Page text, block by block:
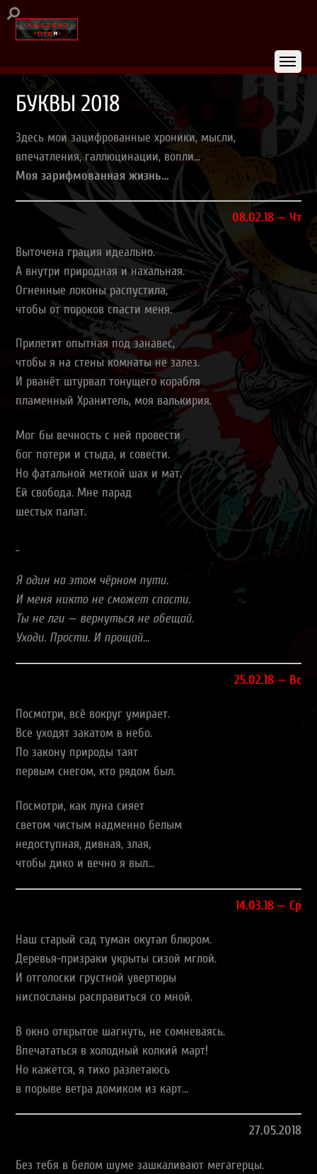
БУКВЫ 2018
Здесь мои зацифрованные хроники, мысли,
впечатления, галлюцинации, вопли…
Моя зарифмованная жизнь…
08.02.18 — Чт
Выточена грация идеально.
А внутри природная и нахальная.
Огненные локоны распустила,
чтобы от пороков спасти меня.
Прилетит опытная под занавес,
чтобы я на стены комнаты не залез.
И рванёт штурвал тонущего корабля
пламенный Хранитель, моя валькирия.
Мог бы вечность с ней провести
бог потери и стыда, и совести.
Но фатальной меткой шах и мат.
Ей свобода. Мне парад
шестых палат.
Я один на этом чёрном пути.
И меня никто не сможет спасти.
Ты не лги — вернуться не обещай.
Уходи. Прости. И прощай…
25.02.18 — Вс
Посмотри, всё вокруг умирает.
Все уходят закатом в небо.
По закону природы таят
первым снегом, кто рядом был.
Посмотри, как луна сияет
светом чистым надменно белым
недоступная, дивная, злая,
чтобы дико и вечно я выл…
14.03.18 — Ср
Наш старый сад туман окутал блюром.
Деревья-призраки укрыты сизой мглой.
И отголоски грустной увертюры
ниспосланы расправиться со мной.
В окно открытое шагнуть, не сомневаясь.
Впечататься в холодный колкий март!
Но кажется, я тихо разлетаюсь
в порыве ветра домиком из карт…
27.05.2018
Без тебя в белом шуме зашкаливают мегагерцы.